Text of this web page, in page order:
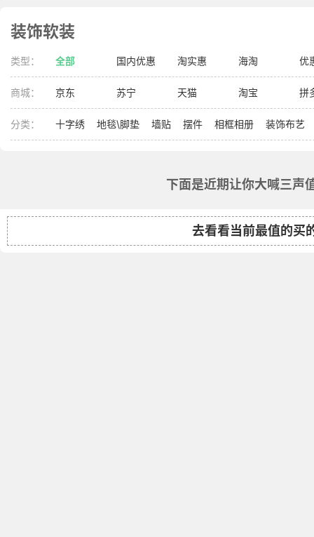
装饰软装
类型： 全部 国内优惠 淘实惠 海淘 优
商城： 京东 苏宁 天猫 淘宝 拼
分类： 十字绣 地毯\脚垫 墙贴 摆件 相框相册 装饰布艺
下面是近期让你大喊三声
去看看当前最值的买